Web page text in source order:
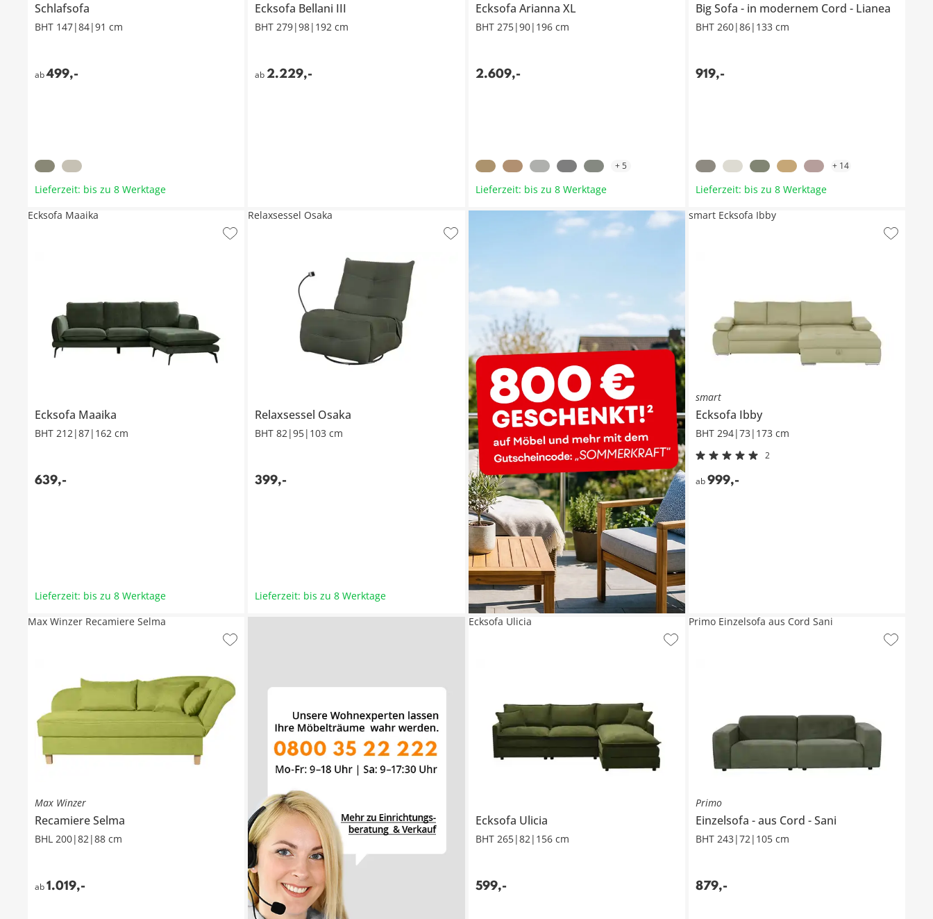
Schlafsofa
BHT 147|84|91 cm
ab499,-
Lieferzeit: bis zu 8 Werktage
Ecksofa Bellani III
BHT 279|98|192 cm
ab 2.229,-
Ecksofa Arianna XL
BHT 275|90|196 cm
2.609,-
+5
Lieferzeit: bis zu 8 Werktage
Big Sofa in modernem Cord Lianea
BHT 260|86|133 cm
919,-
+ 14
Lieferzeit: bis zu 8 Werktage
Ecksofa Maaika
BHT 212|87|162 cm
639,-
Ecksofa Maaika
Lieferzeit: bis zu 8 Werktage
Relaxsessel Osaka
BHT 82|95|103 cm
399,-
Relaxsessel Osaka
Lieferzeit: bis zu 8 Werktage
smart
Ecksofa Ibby
BHT 294|73|173 cm
2
ab 999,-
smart Ecksofa Ibby
Max Winzer
RecamiereSelma
BHL 200|82|88 cm
ab1.019,-
Max Winzer Recamiere Selma
Ecksofa Ulicia
BHT 265|82|156 cm
599,-
Ecksofa Ulicia
Primo
Einzelsofa aus Cord Sani
BHT 243|72|105 cm
879,-
Primo Einzelsofa aus Cord Sani